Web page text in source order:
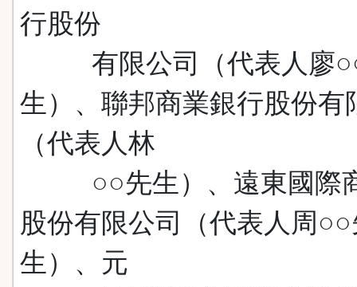
行股份
有限公司（代表人廖
生）、聯邦商業銀行股份有
（代表人林
○○先生）、遠東國際
股份有限公司（代表人周
生）、元